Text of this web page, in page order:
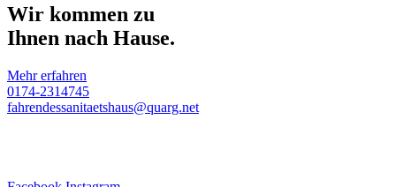
Wir kommen zu
Ihnen nach Hause.
Mehr erfahren
0174-2314745
fahrendessanitaetshaus@quarg.net